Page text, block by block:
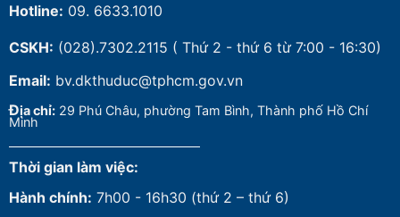
Hotline: 09. 6633.1010
CSKH: (028).7302.2115 ( Thứ 2 - thứ 6 từ 7:00 - 16:30)
Email: bv.dkthuduc@tphcm.gov.vn
Địa chỉ: 29 Phú Châu, phường Tam Bình, Thành phố Hồ Chí
Minh
Thời gian làm việc:
Hành chính: 7h00 - 16h30 (thứ 2 – thứ 6)